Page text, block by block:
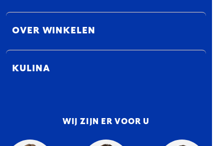
OVER WINKELEN
KULINA
WIJ ZIJN ER VOOR U